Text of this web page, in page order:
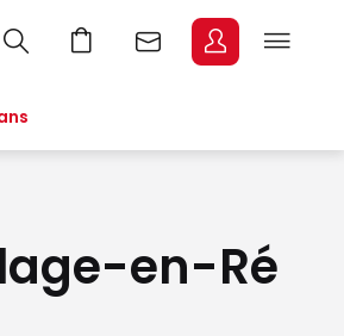
en-Ré